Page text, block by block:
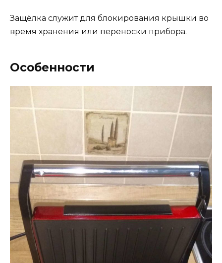
Защёлка служит для блокирования крышки во
время хранения или переноски прибора.
Особенности